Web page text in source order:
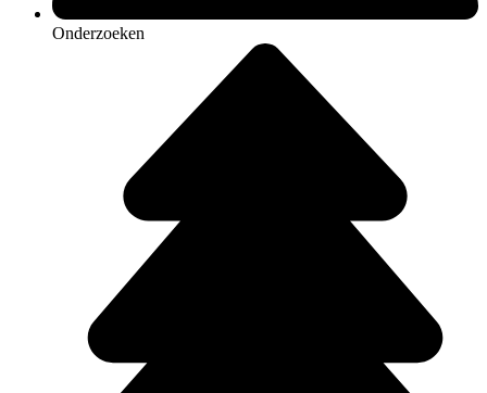
Onderzoeken